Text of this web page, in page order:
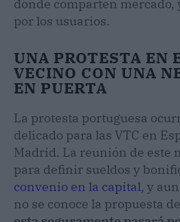
donde comparten mercado,
por los usuarios.
UNA PROTESTA EN
VECINO CON UNA
EN PUERTA
La protesta portuguesa
delicado para las VTC en
Madrid. La reunión de este
para definir sueldos y
convenio en la capital, y
no se conoce la propuesta